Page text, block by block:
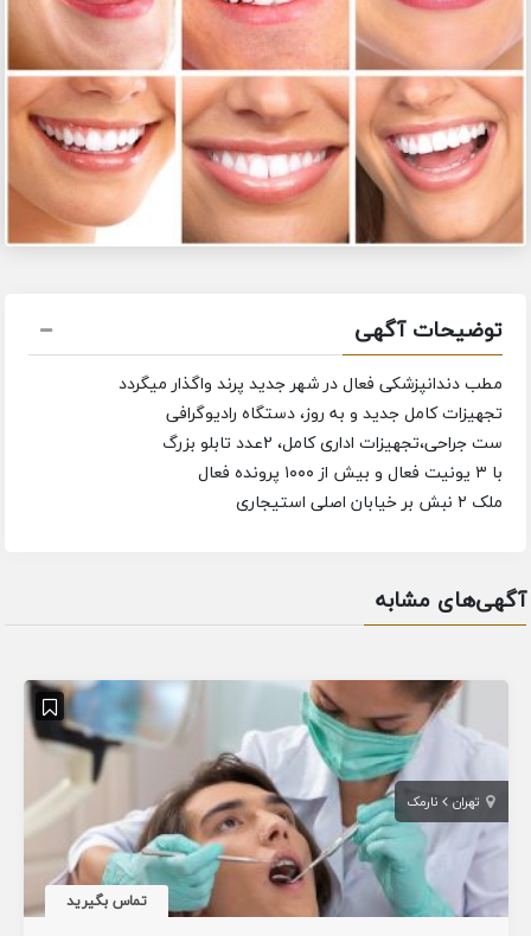
توضیحات آگهی
مطب دندانپزشکی فعال در شهر جدید پرند واگذار میگردد
تجهیزات کامل جدید و به روز، دستگاه رادیوگرافی
ست جراحی،تجهیزات اداری کامل، ۲عدد تابلو بزرگ
با ۳ یونیت فعال و بیش از ۱۰۰۰ پرونده فعال
ملک ۲ نبش بر خیابان اصلی استیجاری
آگهی‌های مشابه
تهران نارمک
تماس بگیرید